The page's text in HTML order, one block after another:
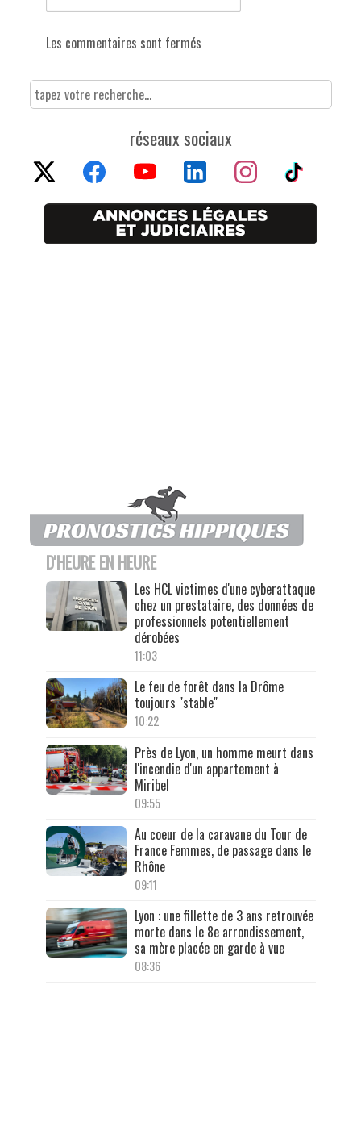
Les commentaires sont fermés
réseaux sociaux
D'HEURE EN HEURE
Les HCL victimes d'une cyberattaque
chez un prestataire, des données de
professionnels potentiellement
dérobées
11:03
Le feu de forêt dans la Drôme
toujours "stable"
10:22
Près de Lyon, un homme meurt dans
l'incendie d'un appartement à
Miribel
09:55
Au coeur de la caravane du Tour de
France Femmes, de passage dans le
Rhône
09:11
Lyon : une fillette de 3 ans retrouvée
morte dans le 8e arrondissement,
sa mère placée en garde à vue
08:36